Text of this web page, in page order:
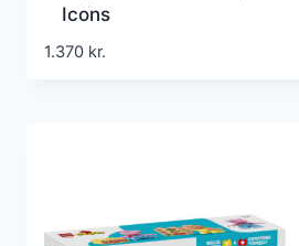
Icons
1.370 kr.